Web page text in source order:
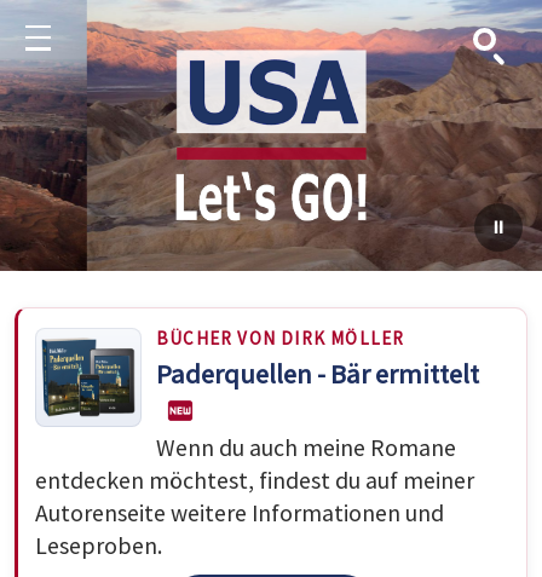
Menu Suche
BÜCHER VON DIRK MÖLLER
Paderquellen - Bär ermittelt
Wenn du auch meine Romane
entdecken möchtest, findest du auf meiner
Autorenseite weitere Informationen und
Leseproben.